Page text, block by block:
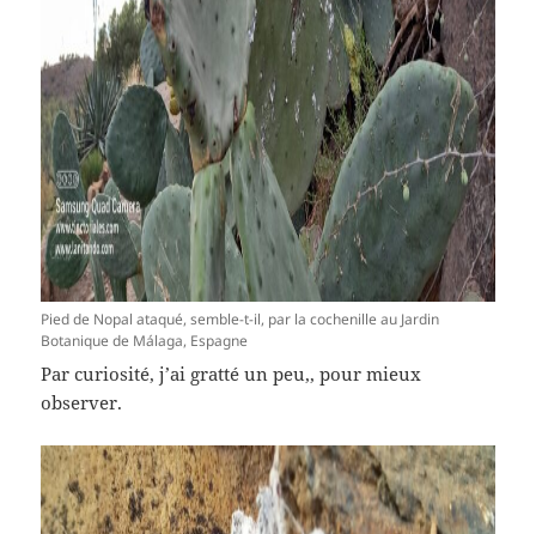
Pied de Nopal ataqué, semble-t-il, par la cochenille au Jardin
Botanique de Málaga, Espagne
Par curiosité, j’ai gratté un peu,, pour mieux
observer.